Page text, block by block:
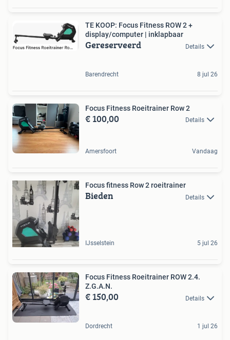
TE KOOP: Focus Fitness ROW 2 +
display/computer | inklapbaar
Gereserveerd Details
Barendrecht 8 jul 26
Focus Fitness Roeitrainer Row 2
€ 100,00 Details
Amersfoort Vandaag
Focus fitness Row 2 roeitrainer
Bieden Details
IJsselstein 5 jul 26
Focus Fitness Roeitrainer ROW 2.4.
Z.G.A.N.
€ 150,00 Details
Dordrecht 1 jul 26